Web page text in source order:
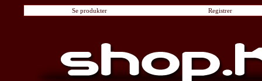
Se produkter Registrer